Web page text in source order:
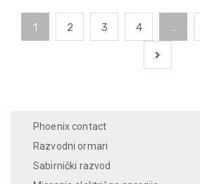
1 2 3 4 …
Phoenix contact
Razvodni ormari
Sabirnički razvod